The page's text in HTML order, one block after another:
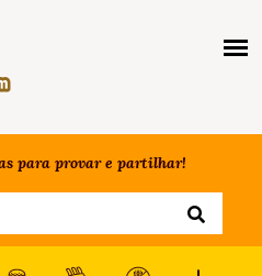
para provar e partilhar!